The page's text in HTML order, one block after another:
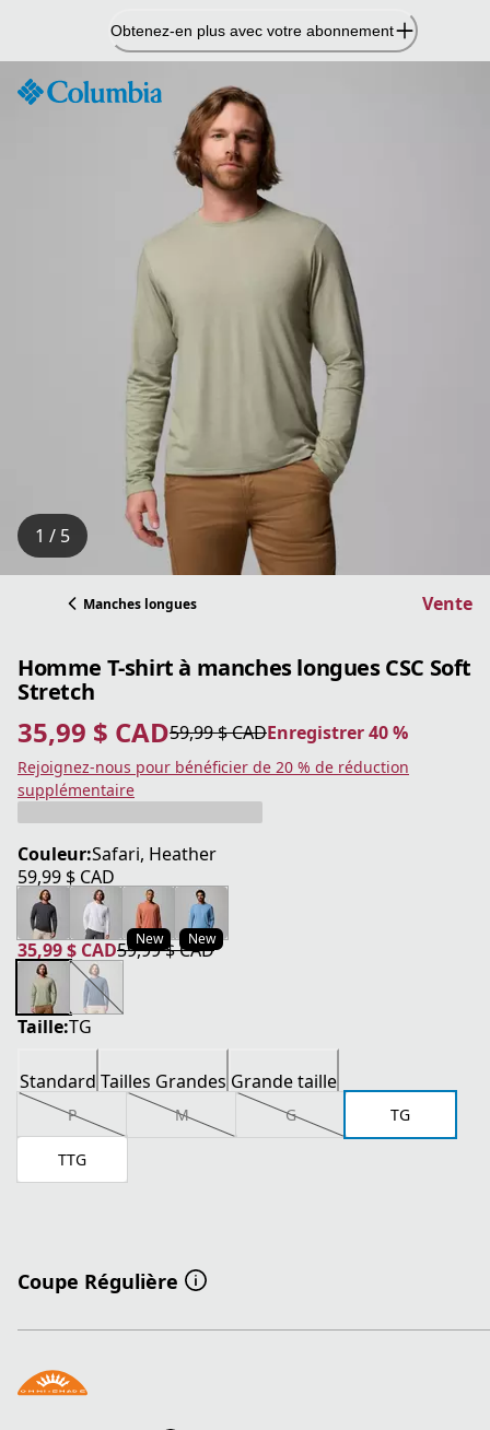
contenu
Obtenez-en plus avec votre abonnement
1 / 5
Manches longues Vente
Homme T-shirt à manches longues CSC Soft
Stretch
35,99 $ CAD
prix actuel 35,99 $ CAD59,99 $ CAD
prix original 59,99 $ CAD Enregistrer 40 %
Enregistrer 40 %
Rejoignez-nous pour bénéficier de 20 % de réduction
supplémentaire
Couleur:Safari, Heather
59,99 $ CAD
prix actuel 59,99 $ CAD
New New
35,99 $ CAD
prix actuel 35,99 $ CAD
59,99 $ CAD
prix original 59,99 $ CAD
Taille:TG
Standard Tailles Grandes Grande taille
P M G TG
TTG
Coupe Régulière